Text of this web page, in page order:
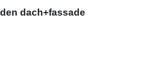
dach+fassade